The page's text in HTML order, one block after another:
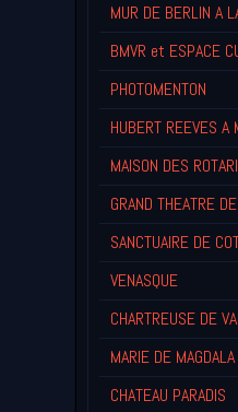
MUR DE BERLIN A
BMVR et ESPACE
PHOTOMENTON
HUBERT REEVES A
MAISON DES
GRAND THEATRE
SANCTUAIRE DE
VENASQUE
CHARTREUSE DE
MARIE DE MAGDALA
CHATEAU PARADIS